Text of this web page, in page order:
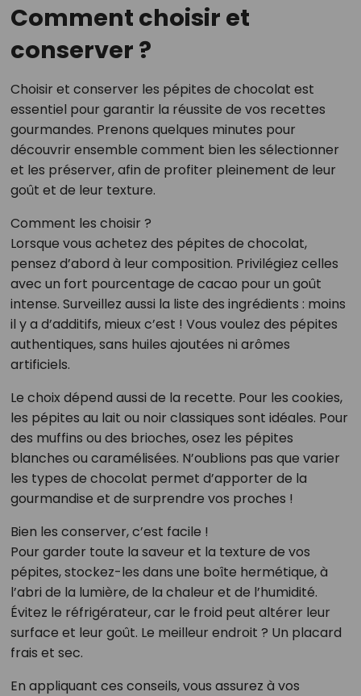
Comment choisir et
conserver ?
Choisir et conserver les pépites de chocolat est
essentiel pour garantir la réussite de vos recettes
gourmandes. Prenons quelques minutes pour
découvrir ensemble comment bien les sélectionner
et les préserver, afin de profiter pleinement de leur
goût et de leur texture.
Comment les choisir ?
Lorsque vous achetez des pépites de chocolat,
pensez d’abord à leur composition. Privilégiez celles
avec un fort pourcentage de cacao pour un goût
intense. Surveillez aussi la liste des ingrédients : moins
il y a d’additifs, mieux c’est ! Vous voulez des pépites
authentiques, sans huiles ajoutées ni arômes
artificiels.
Le choix dépend aussi de la recette. Pour les cookies,
les pépites au lait ou noir classiques sont idéales. Pour
des muffins ou des brioches, osez les pépites
blanches ou caramélisées. N’oublions pas que varier
les types de chocolat permet d’apporter de la
gourmandise et de surprendre vos proches !
Bien les conserver, c’est facile !
Pour garder toute la saveur et la texture de vos
pépites, stockez-les dans une boîte hermétique, à
l’abri de la lumière, de la chaleur et de l’humidité.
Évitez le réfrigérateur, car le froid peut altérer leur
surface et leur goût. Le meilleur endroit ? Un placard
frais et sec.
En appliquant ces conseils, vous assurez à vos